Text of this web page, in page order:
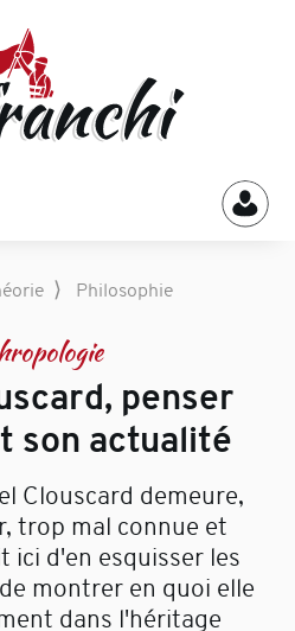
⟩ Philosophie
penser
son actualité
Clouscard demeure,
trop mal connue et
ici d'en esquisser les
montrer en quoi elle
dans l'héritage